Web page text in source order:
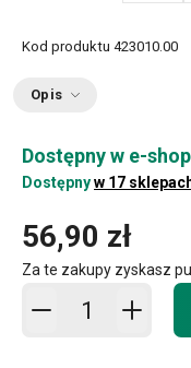
Kod produktu 423010.00
Opis
Dostępny w e-
Dostępnyw 17
56,90 zł
Za te zakupy zyskasz
Dodaj do